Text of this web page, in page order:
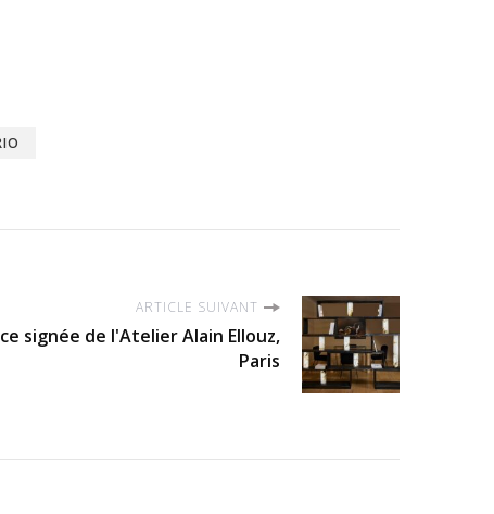
ARTICLE SUIVANT
signée de l'Atelier Alain Ellouz,
Paris